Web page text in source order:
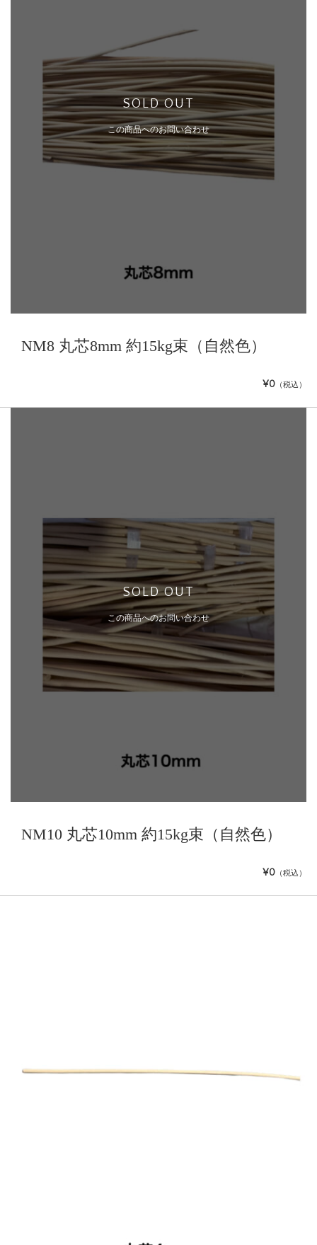
SOLD OUT
この商品へのお問い合わせ
NM8 丸芯8mm 約15kg束（自然色）
¥0 （税込）
SOLD OUT
この商品へのお問い合わせ
NM10 丸芯10mm 約15kg束（自然色）
¥0 （税込）